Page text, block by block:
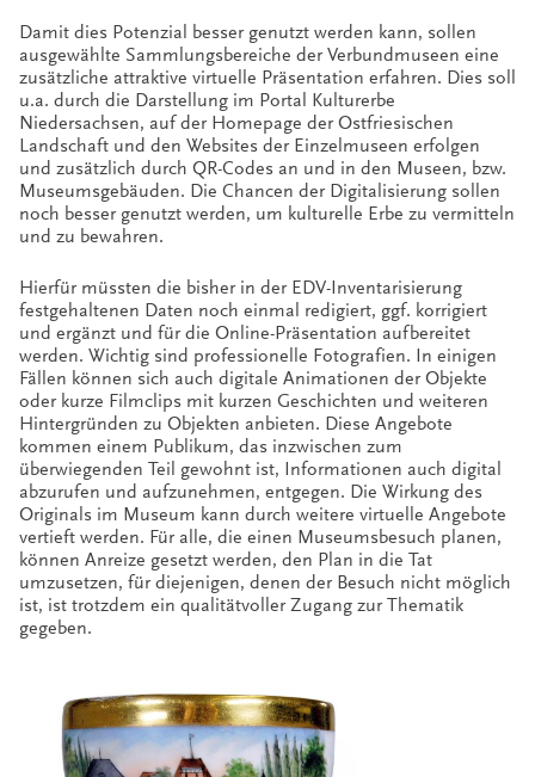
Damit dies Potenzial besser genutzt werden kann, sollen
ausgewählte Sammlungsbereiche der Verbundmuseen eine
zusätzliche attraktive virtuelle Präsentation erfahren. Dies soll
u.a. durch die Darstellung im Portal Kulturerbe
Niedersachsen, auf der Homepage der Ostfriesischen
Landschaft und den Websites der Einzelmuseen erfolgen
und zusätzlich durch QR-Codes an und in den Museen, bzw.
Museumsgebäuden. Die Chancen der Digitalisierung sollen
noch besser genutzt werden, um kulturelle Erbe zu vermitteln
und zu bewahren.
Hierfür müssten die bisher in der EDV-Inventarisierung
festgehaltenen Daten noch einmal redigiert, ggf. korrigiert
und ergänzt und für die Online-Präsentation aufbereitet
werden. Wichtig sind professionelle Fotografien. In einigen
Fällen können sich auch digitale Animationen der Objekte
oder kurze Filmclips mit kurzen Geschichten und weiteren
Hintergründen zu Objekten anbieten. Diese Angebote
kommen einem Publikum, das inzwischen zum
überwiegenden Teil gewohnt ist, Informationen auch digital
abzurufen und aufzunehmen, entgegen. Die Wirkung des
Originals im Museum kann durch weitere virtuelle Angebote
vertieft werden. Für alle, die einen Museumsbesuch planen,
können Anreize gesetzt werden, den Plan in die Tat
umzusetzen, für diejenigen, denen der Besuch nicht möglich
ist, ist trotzdem ein qualitätvoller Zugang zur Thematik
gegeben.